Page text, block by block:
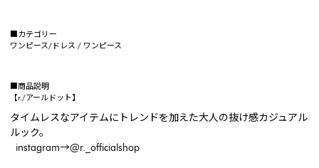
■カテゴリー
ワンピース/ドレス / ワンピース
■商品説明
【r./アールドット】
タイムレスなアイテムにトレンドを加えた大人の抜け感カジュアル
ルック。
instagram→@r._officialshop